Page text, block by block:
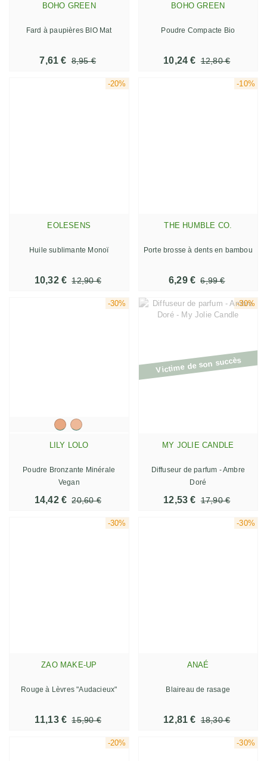
BOHO GREEN
Fard à paupières BIO Mat
7,61 € 8,95 €
BOHO GREEN
Poudre Compacte Bio
10,24 € 12,80 €
-20%
EOLESENS
Huile sublimante Monoï
10,32 € 12,90 €
-10%
THE HUMBLE CO.
Porte brosse à dents en bambou
6,29 € 6,99 €
-30%
LILY LOLO
Poudre Bronzante Minérale
Vegan
14,42 € 20,60 €
-30%
Victime de son succès
MY JOLIE CANDLE
Diffuseur de parfum - Ambre
Doré
12,53 € 17,90 €
-30%
ZAO MAKE-UP
Rouge à Lèvres "Audacieux"
11,13 € 15,90 €
-30%
ANAÉ
Blaireau de rasage
12,81 € 18,30 €
-20% -30%